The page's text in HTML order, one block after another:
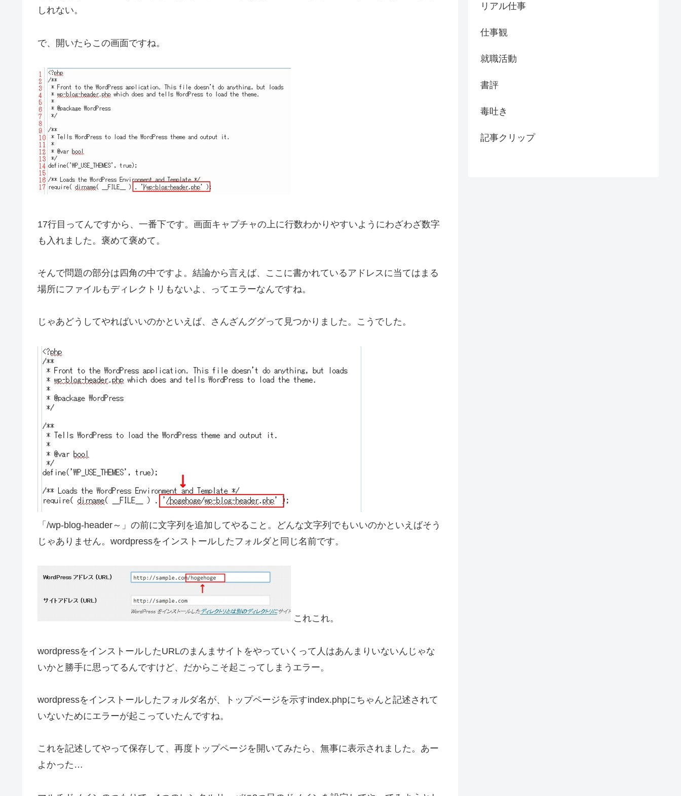
しれない。
で、開いたらこの画面ですね。
17行目ってんですから、一番下です。画面キャプチャの上に行数わかりやすいようにわざわざ数字
も入れました。褒めて褒めて。
そんで問題の部分は四角の中ですよ。結論から言えば、ここに書かれているアドレスに当てはまる
場所にファイルもディレクトリもないよ、ってエラーなんですね。
じゃあどうしてやればいいのかといえば、さんざんググって見つかりました。こうでした。
「/wp-blog-header～」の前に文字列を追加してやること。どんな文字列でもいいのかといえばそう
じゃありません。wordpressをインストールしたフォルダと同じ名前です。
これこれ。
wordpressをインストールしたURLのまんまサイトをやっていくって人はあんまりいないんじゃな
いかと勝手に思ってるんですけど、だからこそ起こってしまうエラー。
wordpressをインストールしたフォルダ名が、トップページを示すindex.phpにちゃんと記述されて
いないためにエラーが起こっていたんですね。
これを記述してやって保存して、再度トップページを開いてみたら、無事に表示されました。あー
よかった…
リアル仕事
仕事観
就職活動
書評
毒吐き
記事クリップ